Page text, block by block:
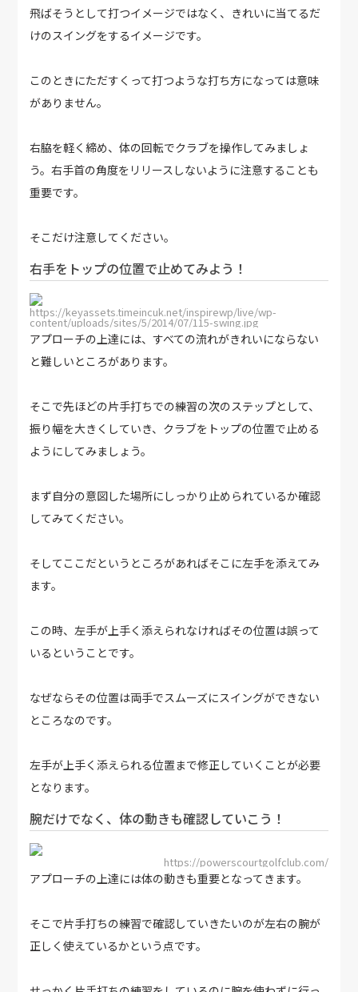
飛ばそうとして打つイメージではなく、きれいに当てるだ
けのスイングをするイメージです。
このときにただすくって打つような打ち方になっては意味
がありません。
右脇を軽く締め、体の回転でクラブを操作してみましょ
う。右手首の角度をリリースしないように注意することも
重要です。
そこだけ注意してください。
右手をトップの位置で止めてみよう！
https://keyassets.timeincuk.net/inspirewp/live/wp-
content/uploads/sites/5/2014/07/115-swing.jpg
アプローチの上達には、すべての流れがきれいにならない
と難しいところがあります。
そこで先ほどの片手打ちでの練習の次のステップとして、
振り幅を大きくしていき、クラブをトップの位置で止める
ようにしてみましょう。
まず自分の意図した場所にしっかり止められているか確認
してみてください。
そしてここだというところがあればそこに左手を添えてみ
ます。
この時、左手が上手く添えられなければその位置は誤って
いるということです。
なぜならその位置は両手でスムーズにスイングができない
ところなのです。
左手が上手く添えられる位置まで修正していくことが必要
となります。
腕だけでなく、体の動きも確認していこう！
https://powerscourtgolfclub.com/
アプローチの上達には体の動きも重要となってきます。
そこで片手打ちの練習で確認していきたいのが左右の腕が
正しく使えているかという点です。